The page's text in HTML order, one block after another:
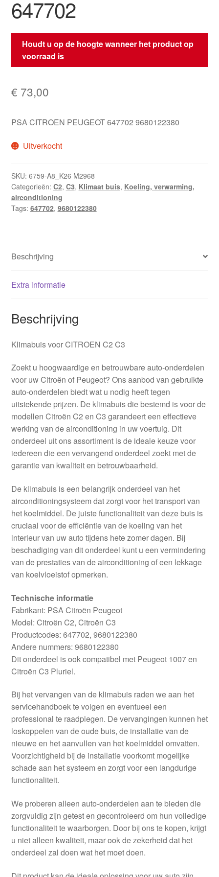
647702
Houdt u op de hoogte wanneer het product op
voorraad is
€ 73,00
PSA CITROEN PEUGEOT 647702 9680122380
Uitverkocht
SKU: 6759-A8_K26 M2968
Categorieën: C2, C3, Klimaat buis, Koeling, verwarming,
airconditioning
Tags: 647702, 9680122380
Beschrijving
Extra informatie
Beschrijving
Klimabuis voor CITROEN C2 C3
Zoekt u hoogwaardige en betrouwbare auto-onderdelen
voor uw Citroën of Peugeot? Ons aanbod van gebruikte
auto-onderdelen biedt wat u nodig heeft tegen
uitstekende prijzen. De klimabuis die bestemd is voor de
modellen Citroën C2 en C3 garandeert een effectieve
werking van de airconditioning in uw voertuig. Dit
onderdeel uit ons assortiment is de ideale keuze voor
iedereen die een vervangend onderdeel zoekt met de
garantie van kwaliteit en betrouwbaarheid.
De klimabuis is een belangrijk onderdeel van het
airconditioningsysteem dat zorgt voor het transport van
het koelmiddel. De juiste functionaliteit van deze buis is
cruciaal voor de efficiëntie van de koeling van het
interieur van uw auto tijdens hete zomer dagen. Bij
beschadiging van dit onderdeel kunt u een vermindering
van de prestaties van de airconditioning of een lekkage
van koelvloeistof opmerken.
Technische informatie
Fabrikant: PSA Citroën Peugeot
Model: Citroën C2, Citroën C3
Productcodes: 647702, 9680122380
Andere nummers: 9680122380
Dit onderdeel is ook compatibel met Peugeot 1007 en
Citroën C3 Pluriel.
Bij het vervangen van de klimabuis raden we aan het
servicehandboek te volgen en eventueel een
professional te raadplegen. De vervangingen kunnen het
loskoppelen van de oude buis, de installatie van de
nieuwe en het aanvullen van het koelmiddel omvatten.
Voorzichtigheid bij de installatie voorkomt mogelijke
schade aan het systeem en zorgt voor een langdurige
functionaliteit.
We proberen alleen auto-onderdelen aan te bieden die
zorgvuldig zijn getest en gecontroleerd om hun volledige
functionaliteit te waarborgen. Door bij ons te kopen, krijgt
u niet alleen kwaliteit, maar ook de zekerheid dat het
onderdeel zal doen wat het moet doen.